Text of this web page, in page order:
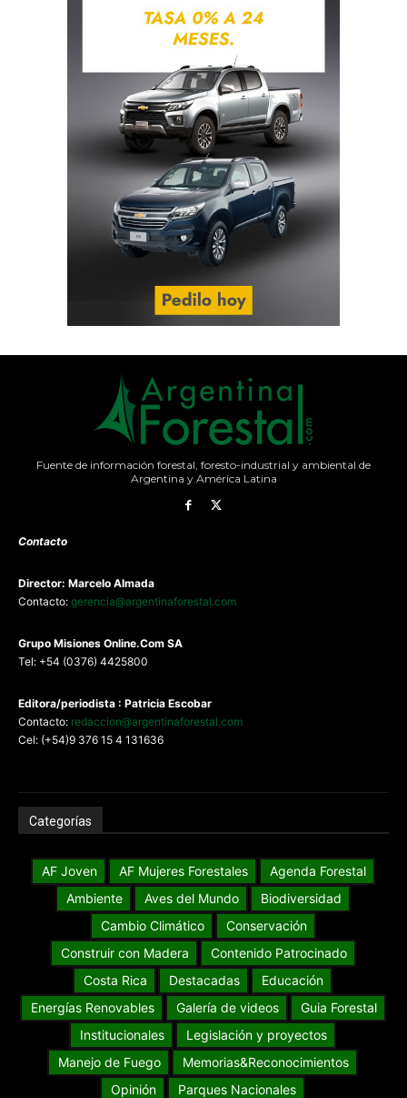
Fuente de información forestal, foresto-industrial y ambiental de
Argentina y América Latina
Contacto
Director: Marcelo Almada
Contacto: gerencia@argentinaforestal.com
Grupo Misiones Online.Com SA
Tel: +54 (0376) 4425800
Editora/periodista : Patricia Escobar
Contacto: redaccion@argentinaforestal.com
Cel: (+54)9 376 15 4 131636
Categorías
AF Joven AF Mujeres Forestales
Agenda Forestal
Ambiente
Aves del Mundo
Biodiversidad
Cambio Climático
Conservación
Construir con Madera
Contenido Patrocinado
Costa Rica
Destacadas
Educación
Energías Renovables
Galería de videos
Guia Forestal
Institucionales
Legislación y proyectos
Manejo de Fuego
Memorias&Reconocimientos
Opinión
Parques Nacionales